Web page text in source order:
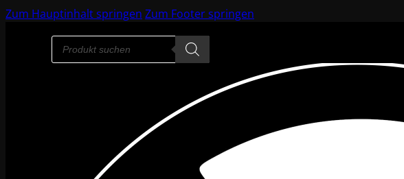
Zum Hauptinhalt springen Zum Footer springen
Products
search